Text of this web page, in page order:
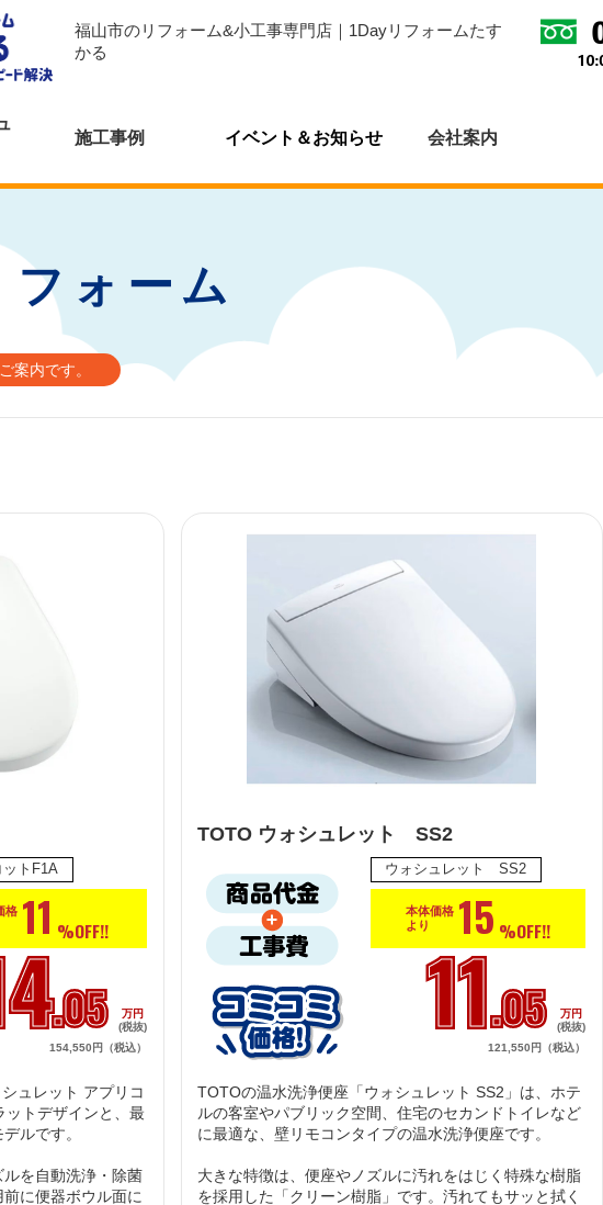
福山市のリフォーム&小工事専門店｜1Dayリフォームたす
かる
施工事例 イベント＆お知らせ 会社案内
ォーム
案内です。
ットF1A
格 11 %OFF!!
.05
万円
(税抜)
154,550円（税込）
ュレット アプリコ
ットデザインと、最
ルです。
を自動洗浄・除菌
に便器ボウル面に
TOTO ウォシュレット SS2
ウォシュレット SS2
本体価格
より
15 %OFF!!
11.05
万円
(税抜)
121,550円（税込）
TOTOの温水洗浄便座「ウォシュレット SS2」は、ホテ
ルの客室やパブリック空間、住宅のセカンドトイレなど
に最適な、壁リモコンタイプの温水洗浄便座です。
大きな特徴は、便座やノズルに汚れをはじく特殊な樹脂
を採用した「クリーン樹脂」です。汚れてもサッと拭く